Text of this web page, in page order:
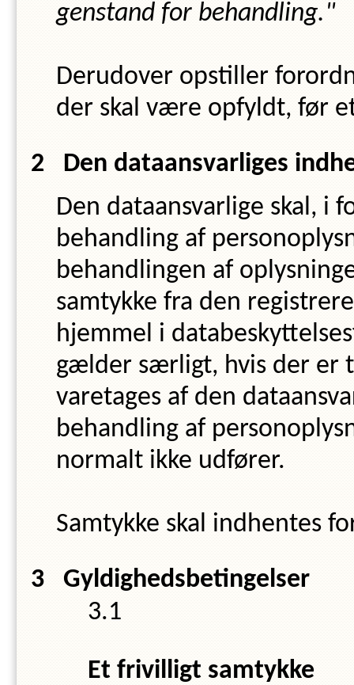
genstand for behandling."
Derudover opstiller
der skal være opfyldt, før
Den dataansvarliges
Den dataansvarlige skal, i
behandling af
behandlingen af
samtykke fra den
hjemmel i
gælder særligt, hvis der er
varetages af den
behandling af
normalt ikke udfører.
Samtykke skal indhentes
Gyldighedsbetingelser
Et frivilligt samtykke